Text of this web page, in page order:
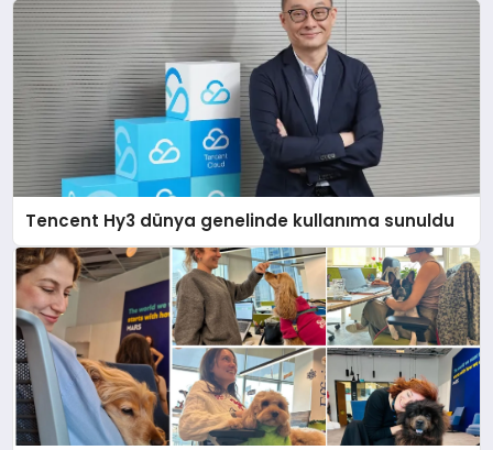
Tencent Hy3 dünya genelinde kullanıma sunuldu